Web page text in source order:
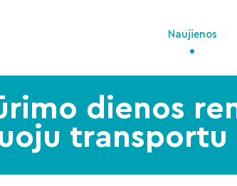
Naujienos
dienos
transportu